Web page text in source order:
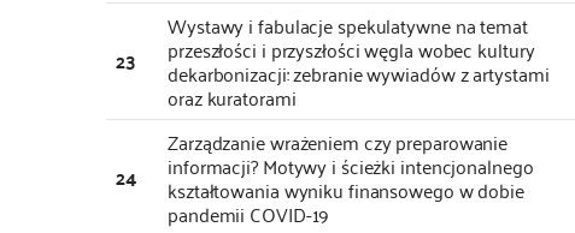
23
Wystawy i fabulacje spekulatywne na temat
przeszłości i przyszłości węgla wobec kultury
dekarbonizacji: zebranie wywiadów z artystami
oraz kuratorami
24
Zarządzanie wrażeniem czy preparowanie
informacji? Motywy i ścieżki intencjonalnego
kształtowania wyniku finansowego w dobie
pandemii COVID-19